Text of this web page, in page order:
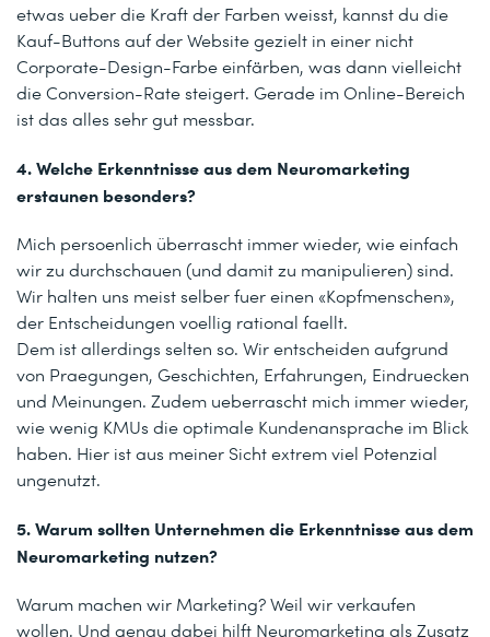
etwas ueber die Kraft der Farben weisst, kannst du die
Kauf-Buttons auf der Website gezielt in einer nicht
Corporate-Design-Farbe einfärben, was dann vielleicht
die Conversion-Rate steigert. Gerade im Online-Bereich
ist das alles sehr gut messbar.
4. Welche Erkenntnisse aus dem Neuromarketing
erstaunen besonders?
Mich persoenlich überrascht immer wieder, wie einfach
wir zu durchschauen (und damit zu manipulieren) sind.
Wir halten uns meist selber fuer einen «Kopfmenschen»,
der Entscheidungen voellig rational faellt.
Dem ist allerdings selten so. Wir entscheiden aufgrund
von Praegungen, Geschichten, Erfahrungen, Eindruecken
und Meinungen. Zudem ueberrascht mich immer wieder,
wie wenig KMUs die optimale Kundenansprache im Blick
haben. Hier ist aus meiner Sicht extrem viel Potenzial
ungenutzt.
5. Warum sollten Unternehmen die Erkenntnisse aus dem
Neuromarketing nutzen?
Warum machen wir Marketing? Weil wir verkaufen
wollen. Und genau dabei hilft Neuromarketing als Zusatz